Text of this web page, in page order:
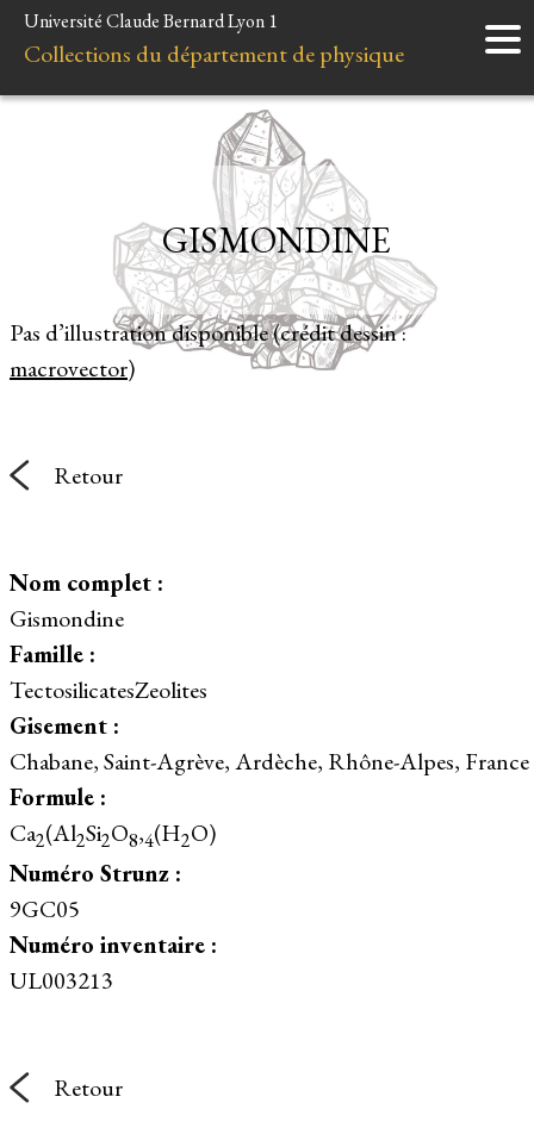
Accueil
Instruments
Liens et ressources
Université Claude Bernard Lyon 1
Collections du département de physique
Pas d’illustration disponible (crédit dessin :
macrovector)
GISMONDINE
Retour
Nom complet :
Gismondine
Famille :
TectosilicatesZeolites
Gisement :
Chabane, Saint-Agrève, Ardèche, Rhône-Alpes, France
Formule :
Ca2(Al2Si2O8,4(H2O)
Numéro Strunz :
9GC05
Numéro inventaire :
UL003213
Retour